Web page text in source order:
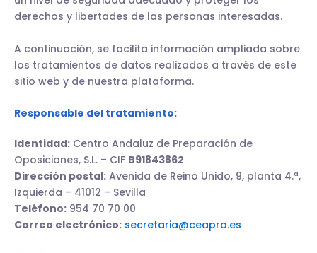
derechos y libertades de las personas interesadas.
A continuación, se facilita información ampliada sobre
los tratamientos de datos realizados a través de este
sitio web y de nuestra plataforma.
Responsable del tratamiento:
Identidad: Centro Andaluz de Preparación de
Oposiciones, S.L. – CIF B91843862
Dirección postal: Avenida de Reino Unido, 9, planta 4.ª,
Izquierda – 41012 – Sevilla
Teléfono: 954 70 70 00
Correo electrónico: secretaria@ceapro.es